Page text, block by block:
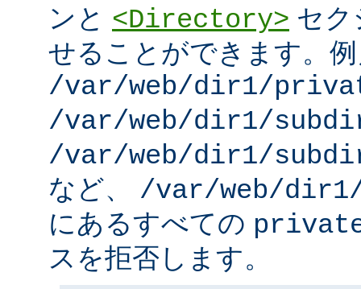
ンと <Directory> セク
せることができます。
/var/web/dir1/
/var/web/dir1/
/var/web/dir1/
など、 /var/web/
にあるすべての
スを拒否します。